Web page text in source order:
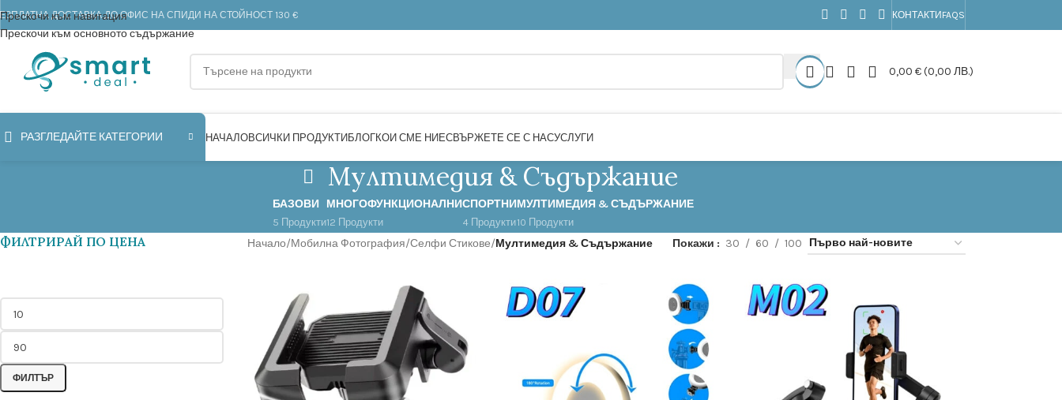
Прескочи към навигация
Прескочи към основното съдържание
ДОСТАВКА ДО ОФИС НА СПИДИ НА СТОЙНОСТ 130 € КОНТАКТИ FAQS
0,00 €(0,00 ЛВ.)
РАЗГЛЕДАЙТЕ КАТЕГОРИИ НАЧАЛОВСИЧКИ ПРОДУКТИБЛОГКОИ СМЕ НИЕСВЪРЖЕТЕ СЕ С НАСУСЛУГИ
Мултимедия & Съдържание
БАЗОВИ
5 Продукти
МНОГОФУНКЦИОНАЛНИ
12 Продукти
СПОРТНИ
4 Продукти
МУЛТИМЕДИЯ & СЪДЪРЖАНИЕ
10 Продукти
ФИЛТРИРАЙ ПО ЦЕНА
ФИЛТЪР
Начало/Мобилна Фотография/Селфи Стикове/Мултимедия & Съдържание Покажи 30 60 100